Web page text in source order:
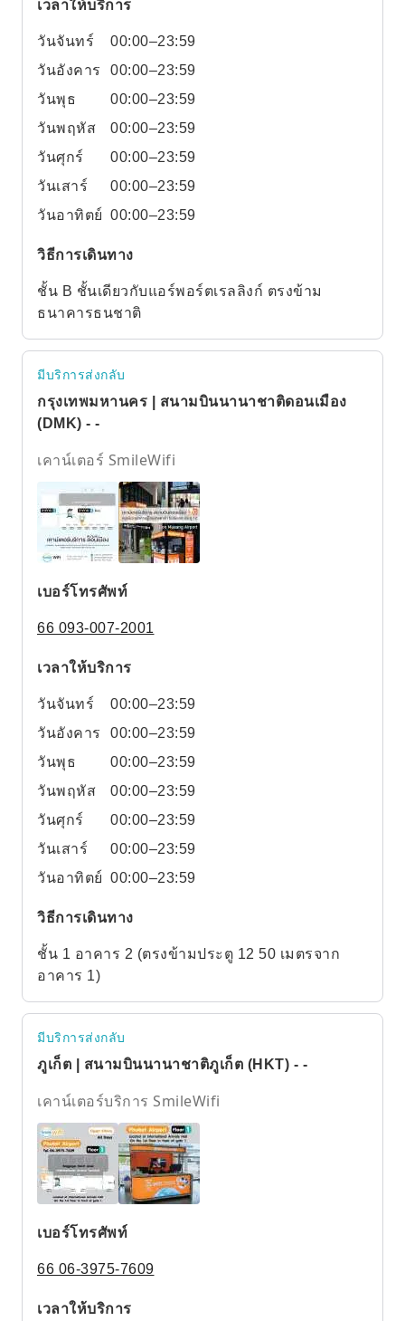
เวลาให้บริการ
วันจันทร์
00:00–23:59
วันอังคาร
00:00–23:59
วันพุธ
00:00–23:59
วันพฤหัส
00:00–23:59
วันศุกร์
00:00–23:59
วันเสาร์
00:00–23:59
วันอาทิตย์ 00:00–23:59
วิธีการเดินทาง
ชั้น B ชั้นเดียวกับแอร์พอร์ตเรลลิงก์ ตรงข้าม
ธนาคารธนชาติ
มีบริการส่งกลับ
กรุงเทพมหานคร | สนามบินนานาชาติดอนเมือง
(DMK) - -
เคาน์เตอร์ SmileWifi
เบอร์โทรศัพท์
66 093-007-2001
เวลาให้บริการ
วันจันทร์
00:00–23:59
วันอังคาร
00:00–23:59
วันพุธ
00:00–23:59
วันพฤหัส
00:00–23:59
วันศุกร์
00:00–23:59
วันเสาร์
00:00–23:59
วันอาทิตย์ 00:00–23:59
วิธีการเดินทาง
ชั้น 1 อาคาร 2 (ตรงข้ามประตู 12 50 เมตรจาก
อาคาร 1)
มีบริการส่งกลับ
ภูเก็ต | สนามบินนานาชาติภูเก็ต (HKT) - -
เคาน์เตอร์บริการ SmileWifi
เบอร์โทรศัพท์
66 06-3975-7609
เวลาให้บริการ